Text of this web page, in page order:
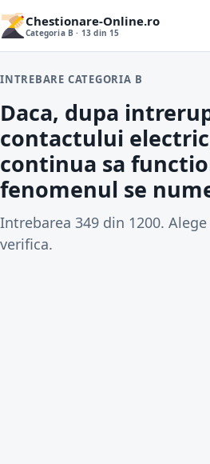
Chestionare-Online.ro
Categoria B · 13 din 15
INTREBARE CATEGORIA B
Daca, dupa
contactului
continua sa
fenomenul se
Intrebarea 349 din 1200.
verifica.